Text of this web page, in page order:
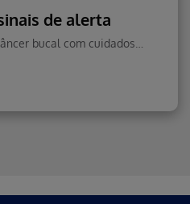
de alerta